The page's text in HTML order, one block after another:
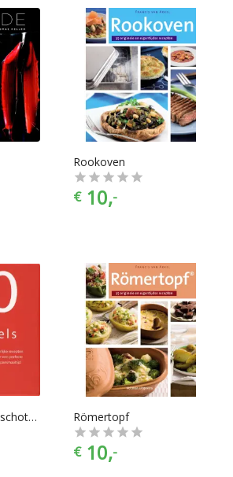
Rookoven
€ 10,-
500 stoof- & ovenschotels Römertopf
€ 10,-